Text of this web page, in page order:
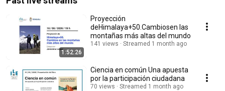
1:52:26
Proyección
deHimalaya+50.Cambiosen las
montañas más altas del mundo
141 views Streamed 1 month ago
Ciencia en común Una apuesta
por la participación ciudadana
70 views Streamed 1 month ago